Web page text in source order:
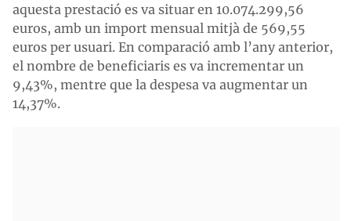
aquesta prestació es va situar en 10.074.299,56
euros, amb un import mensual mitjà de 569,55
euros per usuari. En comparació amb l’any anterior,
el nombre de beneficiaris es va incrementar un
9,43%, mentre que la despesa va augmentar un
14,37%.